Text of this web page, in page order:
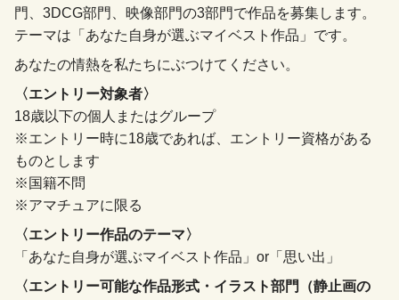
門、3DCG部門、映像部門の3部門で作品を募集します。
テーマは「あなた自身が選ぶマイベスト作品」です。
あなたの情熱を私たちにぶつけてください。
〈エントリー対象者〉
18歳以下の個人またはグループ
※エントリー時に18歳であれば、エントリー資格がある
ものとします
※国籍不問
※アマチュアに限る
〈エントリー作品のテーマ〉
「あなた自身が選ぶマイベスト作品」or「思い出」
〈エントリー可能な作品形式・イラスト部門（静止画の